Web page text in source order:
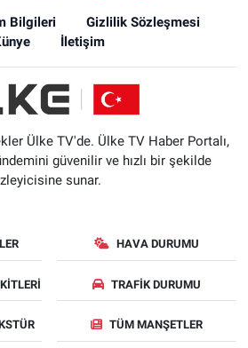
Bilgileri
Gizlilik Sözleşmesi
İletişim
Ülke TV'de. Ülke TV Haber Portalı,
güvenilir ve hızlı bir şekilde
sunar.
HAVA DURUMU
TRAFIK DURUMU
TÜM MANŞETLER